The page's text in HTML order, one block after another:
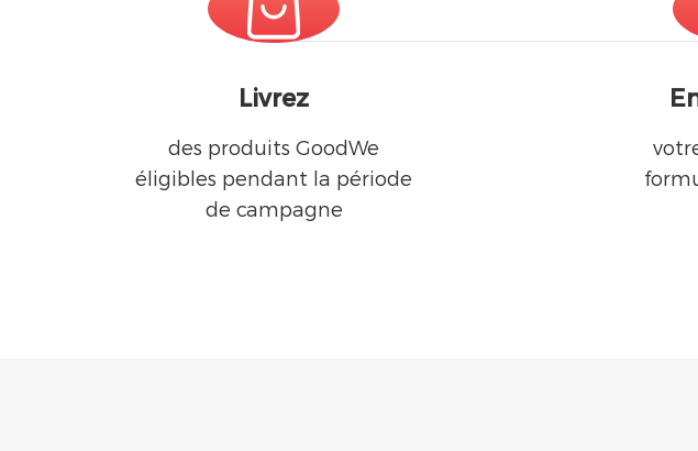
Livrez
des produits GoodWe
éligibles pendant la période
de campagne